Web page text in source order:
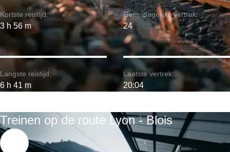
Kortste reistijd:
3 h 56 m
Langste reistijd:
6 h 41 m
Gem. dagelijks vertrek:
24
Laatste vertrek:
20:04
Treinen op de route Lyon - Blois